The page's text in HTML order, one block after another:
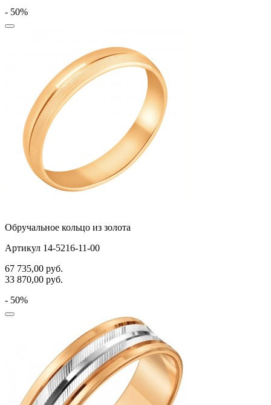
- 50%
Обручальное кольцо из золота
Артикул 14-5216-11-00
67 735,00 руб.
33 870,00 руб.
- 50%